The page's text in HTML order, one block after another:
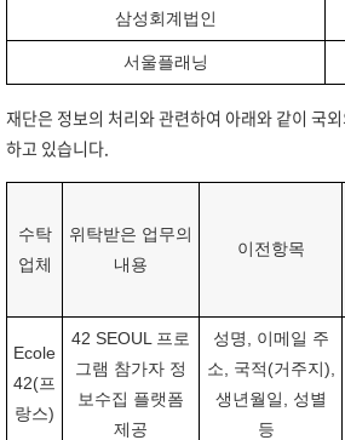
삼성회계법인
서울플래닝
재단은 정보의 처리와 관련하여 아래와 같이 국
하고 있습니다.
수탁
업체
위탁받은 업무의
내용
이전항목
Ecole
42(프
랑스)
42 SEOUL 프로
그램 참가자 정
보수집 플랫폼
제공
성명, 이메일 주
소, 국적(거주지),
생년월일, 성별
등